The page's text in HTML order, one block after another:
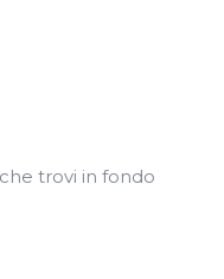
trovi in fondo